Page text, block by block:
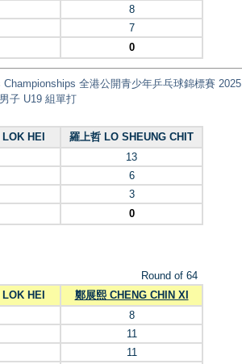
8
7
0
Championships 全港公開青少年乒乓球錦標賽 2025
子 U19 組單打
HEI
羅上哲 LO SHEUNG CHIT
13
6
3
0
Round of 64
HEI
鄭展熙 CHENG CHIN XI
8
11
11